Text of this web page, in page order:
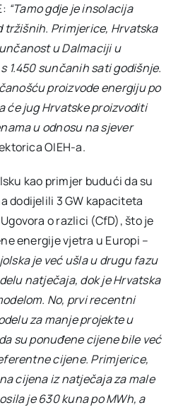
“Tamo gdje je insolacija
tržišnih. Primjerice, Hrvatska
u Dalmaciji u
1.450 sunčanih sati godišnje.
proizvode energiju po
će jug Hrvatske proizvoditi
u odnosu na sjever
OIEH-a.
kao primjer budući da su
dodijelili 3 GW kapaciteta
o razlici (CfD), što je
energije vjetra u Europi –
je već ušla u drugu fazu
natječaja, dok je Hrvatska
No, prvi recentni
za manje projekte u
su ponuđene cijene bile već
cijene. Primjerice,
cijena iz natječaja za male
je 630 kuna po MWh, a